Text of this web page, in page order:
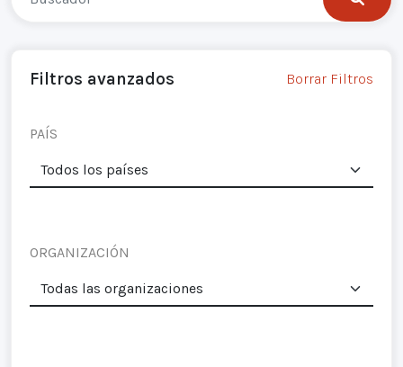
Filtros avanzados Borrar Filtros
PAÍS
ORGANIZACIÓN